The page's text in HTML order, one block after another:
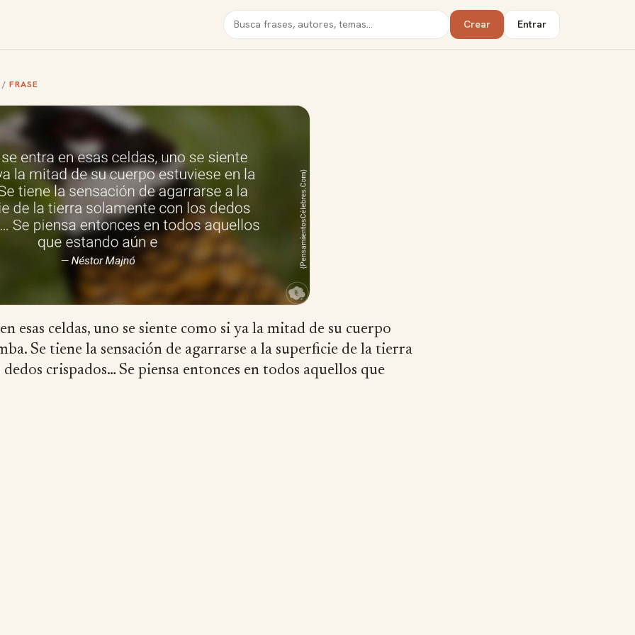
Buscar Crear Entrar
/FRASE
esas celdas, uno se siente como si ya la mitad de su cuerpo
Se tiene la sensación de agarrarse a la superficie de la tierra
crispados… Se piensa entonces en todos aquellos que